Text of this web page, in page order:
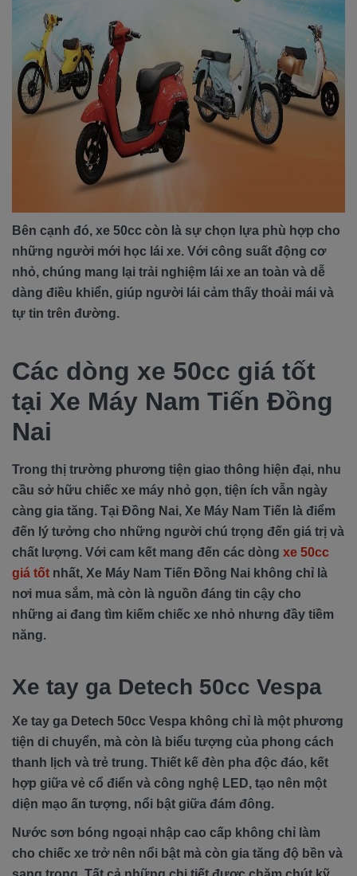
Bên cạnh đó, xe 50cc còn là sự chọn lựa phù hợp cho
những người mới học lái xe. Với công suất động cơ
nhỏ, chúng mang lại trải nghiệm lái xe an toàn và dễ
dàng điều khiển, giúp người lái cảm thấy thoải mái và
tự tin trên đường.
Các dòng xe 50cc giá tốt
tại Xe Máy Nam Tiến Đồng
Nai
Trong thị trường phương tiện giao thông hiện đại, nhu
cầu sở hữu chiếc xe máy nhỏ gọn, tiện ích vẫn ngày
càng gia tăng. Tại Đồng Nai, Xe Máy Nam Tiến là điểm
đến lý tưởng cho những người chú trọng đến giá trị và
chất lượng. Với cam kết mang đến các dòng xe 50cc
giá tốt nhất, Xe Máy Nam Tiến Đồng Nai không chỉ là
nơi mua sắm, mà còn là nguồn đáng tin cậy cho
những ai đang tìm kiếm chiếc xe nhỏ nhưng đầy tiềm
năng.
Xe tay ga Detech 50cc Vespa
Xe tay ga Detech 50cc Vespa không chỉ là một phương
tiện di chuyển, mà còn là biểu tượng của phong cách
thanh lịch và trẻ trung. Thiết kế đèn pha độc đáo, kết
hợp giữa vẻ cổ điển và công nghệ LED, tạo nên một
diện mạo ấn tượng, nổi bật giữa đám đông.
Nước sơn bóng ngoại nhập cao cấp không chỉ làm
cho chiếc xe trở nên nổi bật mà còn gia tăng độ bền và